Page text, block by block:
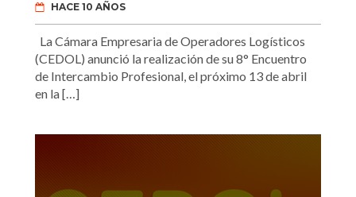
HACE 10 AÑOS
La Cámara Empresaria de Operadores Logísticos
(CEDOL) anunció la realización de su 8° Encuentro
de Intercambio Profesional, el próximo 13 de abril
en la […]